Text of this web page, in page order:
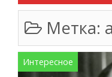
Метка:
Интересное